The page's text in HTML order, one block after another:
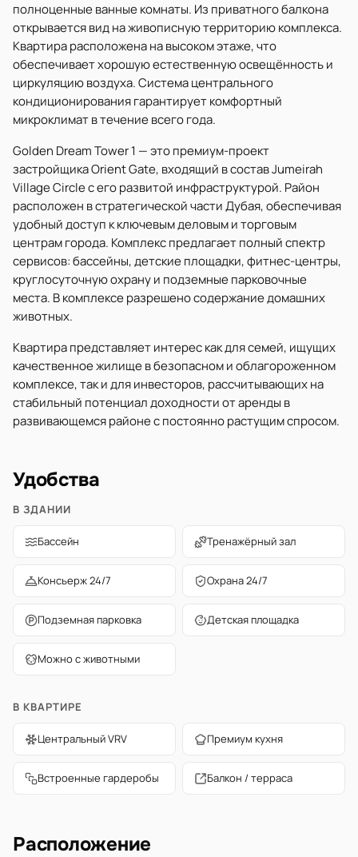
полноценные ванные комнаты. Из приватного балкона
открывается вид на живописную территорию комплекса.
Квартира расположена на высоком этаже, что
обеспечивает хорошую естественную освещённость и
циркуляцию воздуха. Система центрального
кондиционирования гарантирует комфортный
микроклимат в течение всего года.
Golden Dream Tower 1 — это премиум-проект
застройщика Orient Gate, входящий в состав Jumeirah
Village Circle с его развитой инфраструктурой. Район
расположен в стратегической части Дубая, обеспечивая
удобный доступ к ключевым деловым и торговым
центрам города. Комплекс предлагает полный спектр
сервисов: бассейны, детские площадки, фитнес-центры,
круглосуточную охрану и подземные парковочные
места. В комплексе разрешено содержание домашних
животных.
Квартира представляет интерес как для семей, ищущих
качественное жилище в безопасном и облагороженном
комплексе, так и для инвесторов, рассчитывающих на
стабильный потенциал доходности от аренды в
развивающемся районе с постоянно растущим спросом.
Удобства
В ЗДАНИИ
Бассейн Тренажёрный зал
Консьерж 24/7 Охрана 24/7
Подземная парковка Детская площадка
Можно с животными
В КВАРТИРЕ
Центральный VRV Премиум кухня
Встроенные гардеробы Балкон / терраса
Расположение